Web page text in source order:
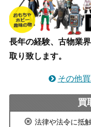
長年の経験、古物業
取り致します。
その他
買
法律や法令に抵